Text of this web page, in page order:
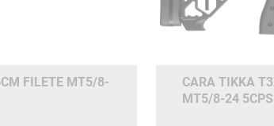
FILETE MT5/8-
CARA TIKKA
MT5/8-24